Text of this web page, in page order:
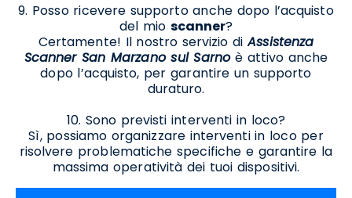
9. Posso ricevere supporto anche dopo l’acquisto
del mio scanner?
Certamente! Il nostro servizio diAssistenza
Scanner San Marzano sul Sarnoè attivo anche
dopo l’acquisto, per garantire un supporto
duraturo.
10. Sono previsti interventi in loco?
Sì, possiamo organizzare interventi in loco per
risolvere problematiche specifiche e garantire la
massima operatività dei tuoi dispositivi.